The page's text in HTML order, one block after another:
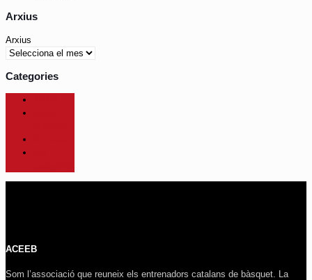
Arxius
Arxius
Categories
ACEEB
Som l’associació que reuneix els entrenadors catalans de bàsquet. La